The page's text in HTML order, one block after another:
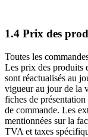
1.4 Prix des
Toutes les
Les prix des produits
sont réactualisés au
vigueur au jour de la
fiches de
de commande. Les
mentionnées sur la
TVA et taxes